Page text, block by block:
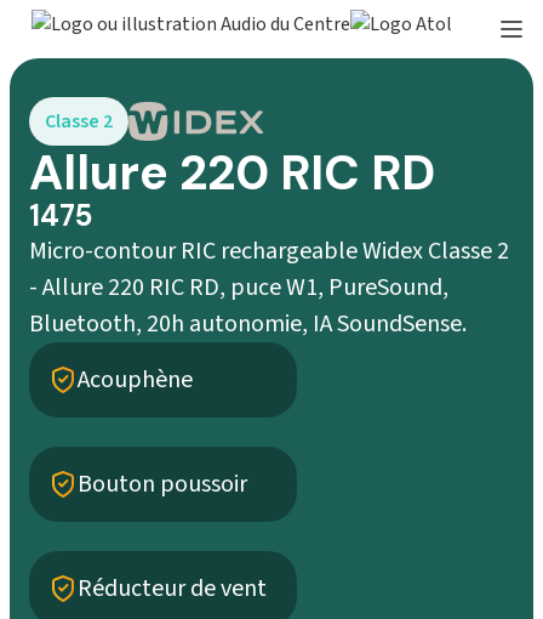
Classe 2
Allure 220 RIC RD
1475
Micro-contour RIC rechargeable Widex Classe 2
- Allure 220 RIC RD, puce W1, PureSound,
Bluetooth, 20h autonomie, IA SoundSense.
Acouphène
Bouton poussoir
Réducteur de vent